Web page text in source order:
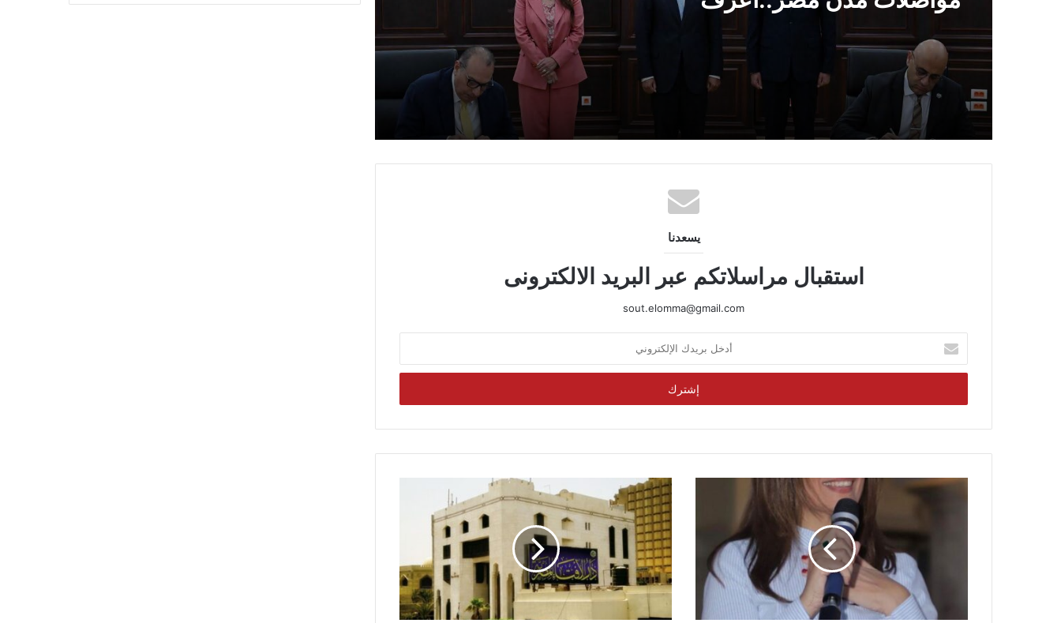
التفاصيل
الشهم 3»
وزارة العدل تُواصل التوسع الرقمي في
مكاتب الشهر العقاري..
رسميًا.. الداخلية تعلن فتح باب التقديم لحج
القرعة 2027 وتحدد موعد استقبال الطلبات
يسعدنا
استقبال مراسلاتكم عبر البريد الالكترونى
sout.elomma@gmail.com
بريدك
الإلكتروني